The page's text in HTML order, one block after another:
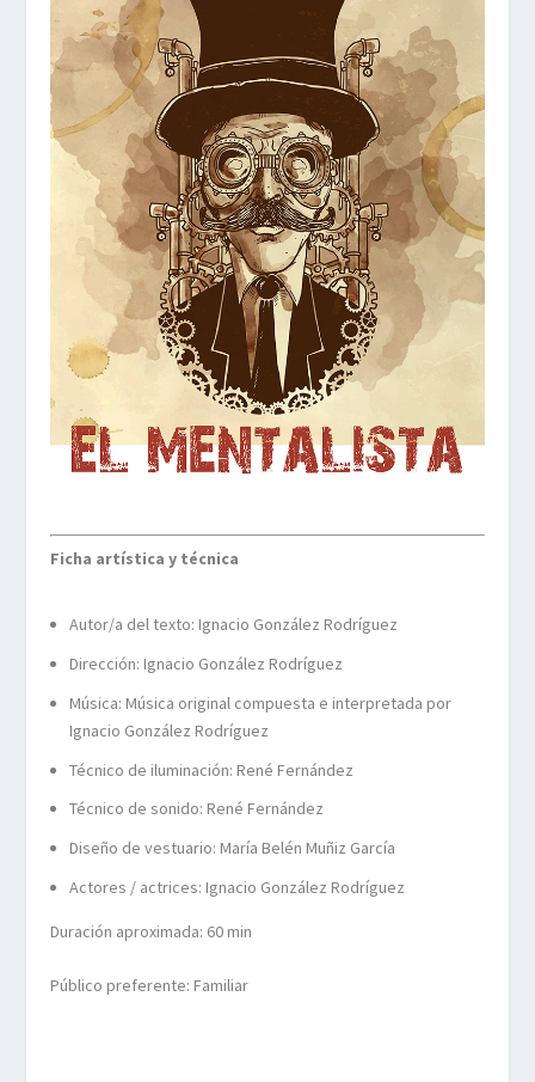
Ficha artística y técnica
Autor/a del texto: Ignacio González Rodríguez
Dirección: Ignacio González Rodríguez
Música: Música original compuesta e interpretada por
Ignacio González Rodríguez
Técnico de iluminación: René Fernández
Técnico de sonido: René Fernández
Diseño de vestuario: María Belén Muñiz García
Actores / actrices: Ignacio González Rodríguez
Duración aproximada: 60 min
Público preferente: Familiar